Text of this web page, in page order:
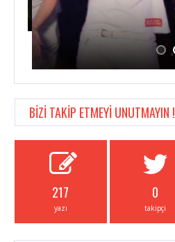
BİZİ TAKİP ETMEYİ UNUTMAYIN !
217
yazı
0
takipçi